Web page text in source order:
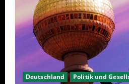
Deutschland Politik und